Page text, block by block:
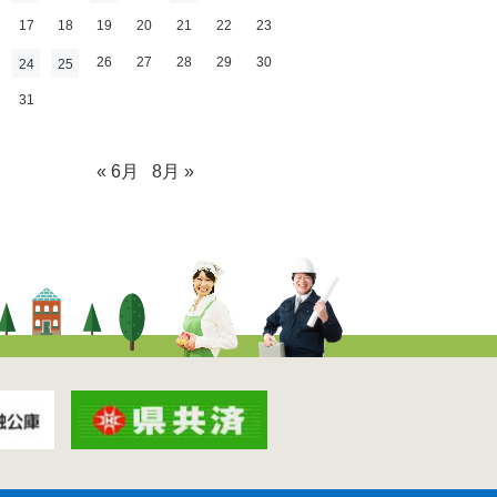
17 18 19 20 21 22 23
24 25 26 27 28 29 30
31
« 6月 8月 »